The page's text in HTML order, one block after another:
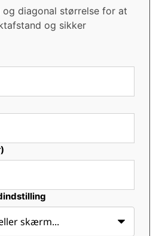
diagonal størrelse for at
og sikker